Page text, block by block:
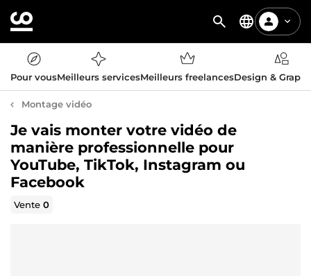
Pour vousMeilleurs servicesMeilleurs freelancesDesign &
Montage vidéo
Je vais monter votre vidéo de
manière professionnelle pour
YouTube, TikTok, Instagram ou
Facebook
Vente0